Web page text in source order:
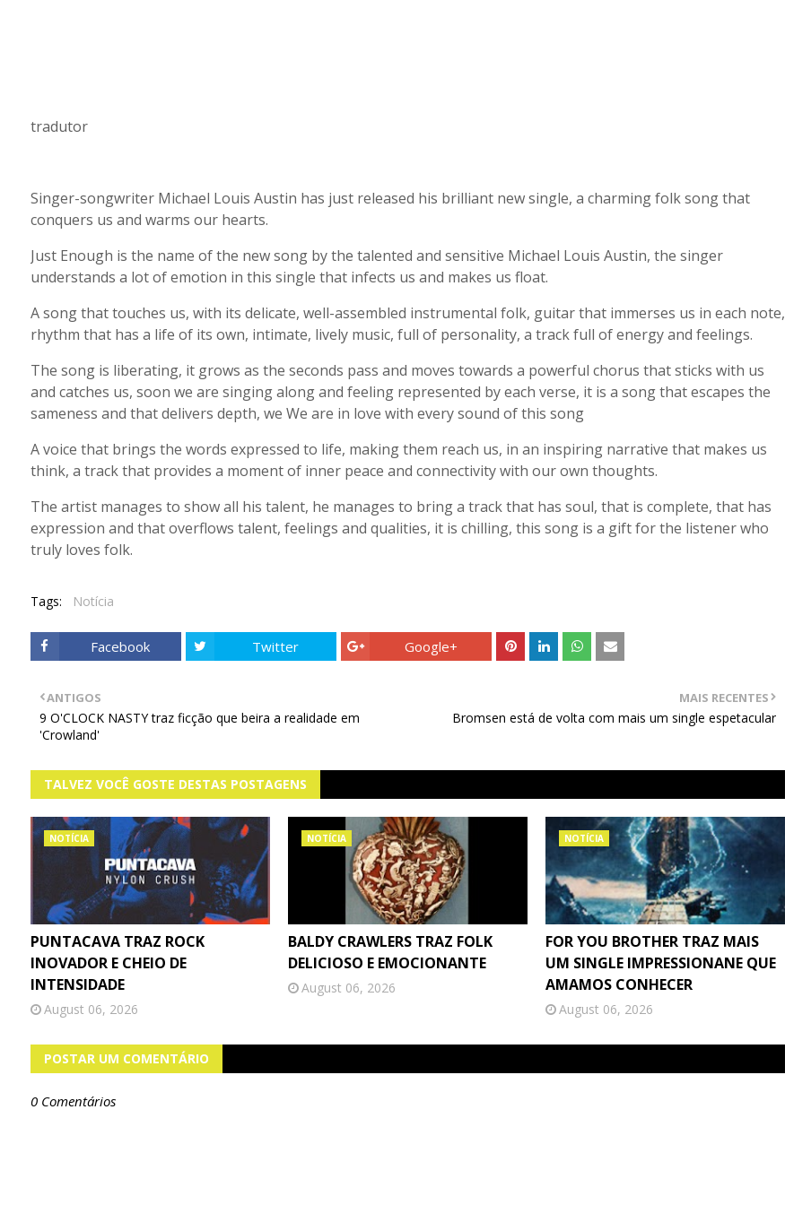
tradutor
Singer-songwriter Michael Louis Austin has just released his brilliant new single, a charming folk song that
conquers us and warms our hearts.
Just Enough is the name of the new song by the talented and sensitive Michael Louis Austin, the singer
understands a lot of emotion in this single that infects us and makes us float.
A song that touches us, with its delicate, well-assembled instrumental folk, guitar that immerses us in each note,
rhythm that has a life of its own, intimate, lively music, full of personality, a track full of energy and feelings.
The song is liberating, it grows as the seconds pass and moves towards a powerful chorus that sticks with us
and catches us, soon we are singing along and feeling represented by each verse, it is a song that escapes the
sameness and that delivers depth, we We are in love with every sound of this song
A voice that brings the words expressed to life, making them reach us, in an inspiring narrative that makes us
think, a track that provides a moment of inner peace and connectivity with our own thoughts.
The artist manages to show all his talent, he manages to bring a track that has soul, that is complete, that has
expression and that overflows talent, feelings and qualities, it is chilling, this song is a gift for the listener who
truly loves folk.
Tags: Notícia
Facebook Twitter Google+
MAIS RECENTES
Bromsen está de volta com mais um single espetacular
ANTIGOS
9 O'CLOCK NASTY traz ficção que beira a realidade em
'Crowland'
TALVEZ VOCÊ GOSTE DESTAS POSTAGENS
NOTÍCIA
PUNTACAVA TRAZ ROCK
INOVADOR E CHEIO DE
INTENSIDADE
August 06, 2026
NOTÍCIA
BALDY CRAWLERS TRAZ FOLK
DELICIOSO E EMOCIONANTE
August 06, 2026
NOTÍCIA
FOR YOU BROTHER TRAZ MAIS
UM SINGLE IMPRESSIONANE QUE
AMAMOS CONHECER
August 06, 2026
POSTAR UM COMENTÁRIO
0 Comentários